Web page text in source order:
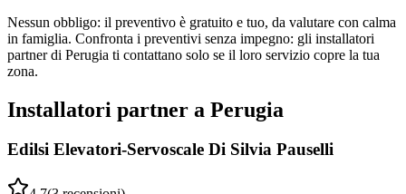
Nessun obbligo: il preventivo è gratuito e tuo, da valutare con calma
in famiglia. Confronta i preventivi senza impegno: gli installatori
partner di Perugia ti contattano solo se il loro servizio copre la tua
zona.
Installatori partner a Perugia
Edilsi Elevatori-Servoscale Di Silvia Pauselli